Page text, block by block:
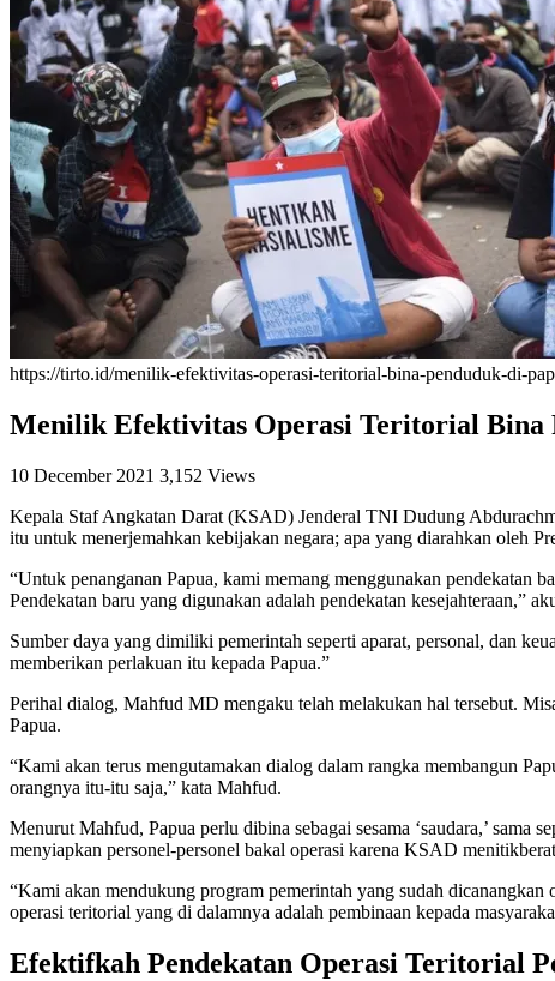
https://tirto.id/menilik-efektivitas-operasi-teritorial-bina-penduduk-di-
Menilik Efektivitas Operasi Teritorial Bina
10 December 2021 3,152 Views
Kepala Staf Angkatan Darat (KSAD) Jenderal TNI Dudung
itu untuk menerjemahkan kebijakan negara; apa yang diarahkan oleh
“Untuk penanganan Papua, kami memang menggunakan
Pendekatan baru yang digunakan adalah pendekatan kesejahteraan,”
Sumber daya yang dimiliki pemerintah seperti aparat, personal, dan
memberikan perlakuan itu kepada Papua.”
Perihal dialog, Mahfud MD mengaku telah melakukan hal tersebut.
Papua.
“Kami akan terus mengutamakan dialog dalam rangka membangun
orangnya itu-itu saja,” kata Mahfud.
Menurut Mahfud, Papua perlu dibina sebagai sesama ‘saudara,’
menyiapkan personel-personel bakal operasi karena KSAD
“Kami akan mendukung program pemerintah yang sudah
operasi teritorial yang di dalamnya adalah pembinaan kepada
Efektifkah Pendekatan Operasi Teritorial